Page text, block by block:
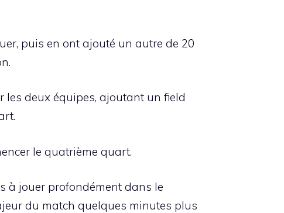
puis en ont ajouté un autre de 20
deux équipes, ajoutant un field
le quatrième quart.
à jouer profondément dans le
du match quelques minutes plus